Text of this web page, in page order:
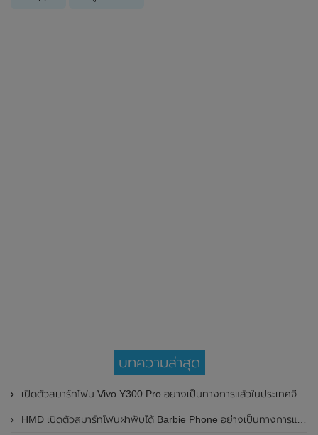
บทความล่าสุด
เปิดตัวสมาร์ทโฟน Vivo Y300 Pro อย่างเป็นทางการแล้วในประเทศจีน มาพร้อมดีไซน์พรีเมี่ยม ทนทาน และแบตเตอรี่สุดอึดขนาดใหญ่ 6,500mAh พร้อมรองรับการชาร์จไว 80W
HMD เปิดตัวสมาร์ทโฟนฝาพับได้ Barbie Phone อย่างเป็นทางการแล้ว มาพร้อมธีมสีชมพูสดใส